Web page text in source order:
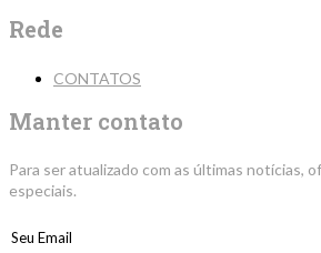
Rede
CONTATOS
Manter contato
Para ser atualizado com as últimas notícias,
especiais.